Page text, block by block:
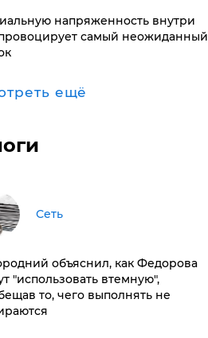
напряженность внутри
самый неожиданный
ещё
Сеть
объяснил, как Федорова
"использовать втемную",
то, чего выполнять не